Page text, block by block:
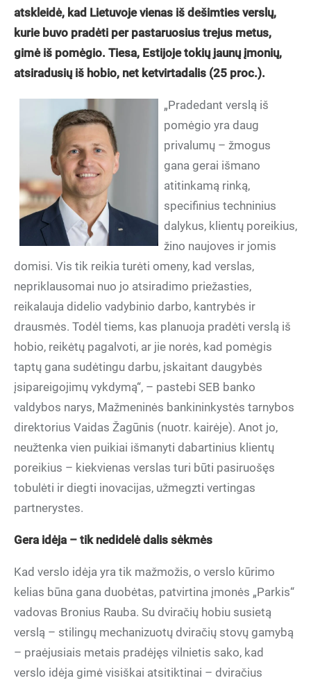
atskleidė, kad Lietuvoje vienas iš dešimties versl ų,
kurie buvo pradėti per pastaruosius trejus metus,
gimė iš pomėgio. Tiesa, Estijoje tokių jaunų įmonių,
atsiradusių iš hobio, net ketvirtadalis (25 proc.).
„Pradedant verslą iš
pomėgio yra daug
privalumų – žmogus
gana gerai išmano
atitinkamą rinką,
specifinius techninius
dalykus, klientų poreikius,
žino naujoves ir jomis
domisi. Vis tik reikia turėti omeny, kad verslas,
nepriklausomai nuo jo atsiradimo priežasties,
reikalauja didelio vadybinio darbo, kantrybės ir
drausmės. Todėl tiems, kas planuoja pradėti verslą iš
hobio, reikėtų pagalvoti, ar jie norės, kad pomėgis
taptų gana sudėtingu darbu, įskaitant daugybės
įsipareigojimų vykdymą“, – pastebi SEB banko
valdybos narys, Mažmeninės bankininkystės tarnybos
direktorius Vaidas Žagūnis (nuotr. kairėje). Anot jo,
neužtenka vien puikiai išmanyti dabartinius klientų
poreikius – kiekvienas verslas turi būti pasiruošęs
tobulėti ir diegti inovacijas, užmegzti vertingas
partnerystes.
Gera idėja – tik nedidelė dalis sėkmės
Kad verslo idėja yra tik mažmožis, o verslo kūrimo
kelias būna gana duobėtas, patvirtina įmonės „Parkis“
vadovas Bronius Rauba. Su dviračių hobiu susietą
verslą – stilingų mechanizuotų dviračių stovų gamybą
– praėjusiais metais pradėjęs vilnietis sako, kad
verslo idėja gimė visiškai atsitiktinai – dviračius